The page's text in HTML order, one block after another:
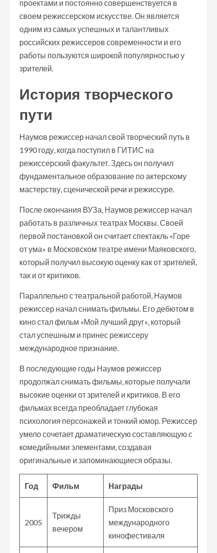
проектами и постоянно совершенствуется в
своем режиссерском искусстве. Он является
одним из самых успешных и талантливых
российских режиссеров современности и его
работы пользуются широкой популярностью у
зрителей.
История творческого
пути
Наумов режиссер начал свой творческий путь в
1990 году, когда поступил в ГИТИС на
режиссерский факультет. Здесь он получил
фундаментальное образование по актерскому
мастерству, сценической речи и режиссуре.
После окончания ВУЗа, Наумов режиссер начал
работать в различных театрах Москвы. Своей
первой постановкой он считает спектакль «Горе
от ума» в Московском театре имени Маяковского,
который получил высокую оценку как от зрителей,
так и от критиков.
Параллельно с театральной работой, Наумов
режиссер начал снимать фильмы. Его дебютом в
кино стал фильм «Мой лучший друг», который
стал успешным и принес режиссеру
международное признание.
В последующие годы Наумов режиссер
продолжал снимать фильмы, которые получали
высокие оценки от зрителей и критиков. В его
фильмах всегда преобладает глубокая
психология персонажей и тонкий юмор. Режиссер
умело сочетает драматическую составляющую с
комедийными элементами, создавая
оригинальные и запоминающиеся образы.
Год Фильм Награды
2005
Трижды
вечером
Приз Московского
международного
кинофестиваля